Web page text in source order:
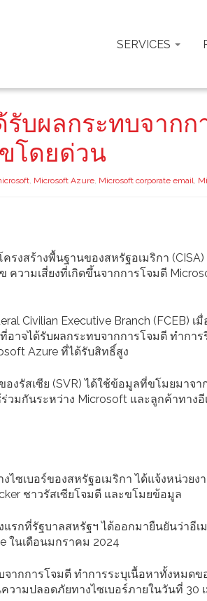
SERVICES
รับผลกระทบจาก
โดยด่วน
, Microsoft Azure, Microsoft corporate email,
งสร้างพื้นฐานของสหรัฐอเมริกา
ความเสี่ยงที่เกิดขึ้นจากการโจมตี
Civilian Executive Branch (FCEB) เ
อาจได้รับผลกระทบจากการโจมตี ทำกา
Azure ที่ได้รับสิทธิ์สูง
งรัสเซีย (SVR) ได้ใช้ข้อมูลที่ขโมยมาจ
มกันระหว่าง Microsoft และลูกค้าทางอี
ซเบอร์ของสหรัฐอเมริกา ได้แจ้งหน่วย
ชาวรัสเซียโจมตี และขโมยข้อมูล
รกที่รัฐบาลสหรัฐฯ ได้ออกมายืนยันว่าอี
ในเดือนมกราคม 2024
จากการโจมตี ทำการระบุเนื้อหาทั้งหมด
วามปลอดภัยทางไซเบอร์ภายในวันที่ 30